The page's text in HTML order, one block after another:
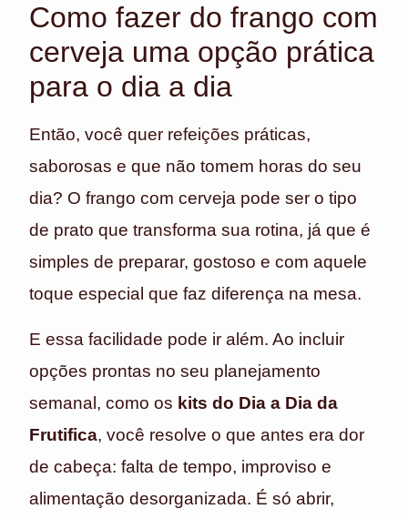
Como fazer do frango com
cerveja uma opção prática
para o dia a dia
Então, você quer refeições práticas,
saborosas e que não tomem horas do seu
dia? O frango com cerveja pode ser o tipo
de prato que transforma sua rotina, já que é
simples de preparar, gostoso e com aquele
toque especial que faz diferença na mesa.
E essa facilidade pode ir além. Ao incluir
opções prontas no seu planejamento
semanal, como os kits do Dia a Dia da
Frutifica, você resolve o que antes era dor
de cabeça: falta de tempo, improviso e
alimentação desorganizada. É só abrir,